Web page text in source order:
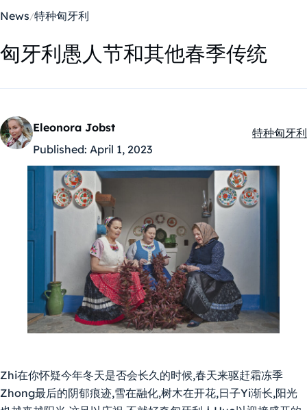
News 特种匈牙利
匈牙利愚人节和其他春季传统
Eleonora Jobst
Published: April 1, 2023
特种匈牙利
Zhi在你怀疑今年冬天是否会长久的时候,春天来驱赶霜冻季
Zhong最后的阴郁痕迹,雪在融化,树木在开花,日子Yi渐长,阳光